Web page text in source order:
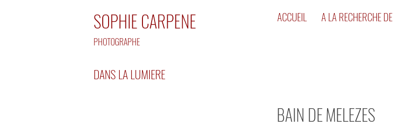
ACCUEIL A LA RECHERCHE DE
SOPHIE CARPENE
PHOTOGRAPHE
DANS LA LUMIERE
BAIN DE MELEZES